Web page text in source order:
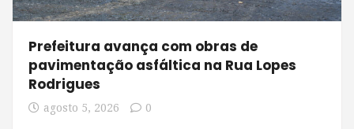
Prefeitura avança com obras de
pavimentação asfáltica na Rua Lopes
Rodrigues
agosto 5, 2026 0